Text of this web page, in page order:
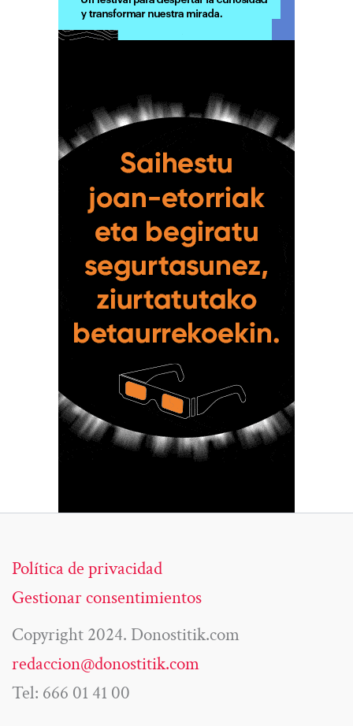
Política de privacidad
Gestionar consentimientos
Copyright 2024. Donostitik.com
redaccion@donostitik.com
Tel: 666 01 41 00